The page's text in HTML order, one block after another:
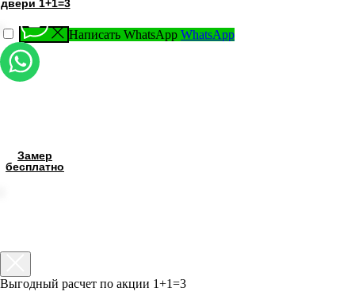
Написать WhatsApp WhatsApp
Укладка
ламината
в подарок
Выгодный расчет по акции 1+1=3